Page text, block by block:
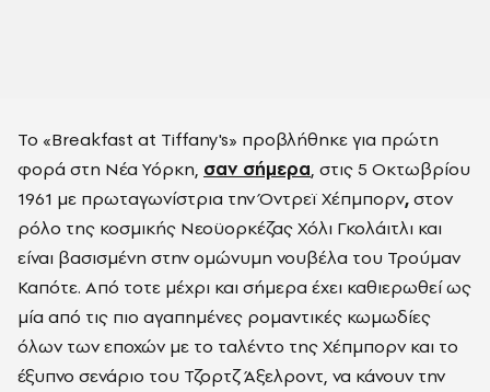
Το «Breakfast at Tiffany's» προβλήθηκε για πρώτη
φορά στη Νέα Υόρκη, σαν σήμερα, στις 5 Οκτωβρίου
1961 με πρωταγωνίστρια την Όντρεϊ Χέπμπορν,στον
ρόλο της κοσμικής Νεοϋορκέζας Χόλι Γκολάιτλι και
είναι βασισμένη στην ομώνυμη νουβέλα του Τρούμαν
Καπότε. Από τοτε μέχρι και σήμερα έχει καθιερωθεί ως
μία από τις πιο αγαπημένες ρομαντικές κωμωδίες
όλων των εποχών με το ταλέντο της Χέπμπορν και το
έξυπνο σενάριο του Τζορτζ Άξελροντ, να κάνουν την